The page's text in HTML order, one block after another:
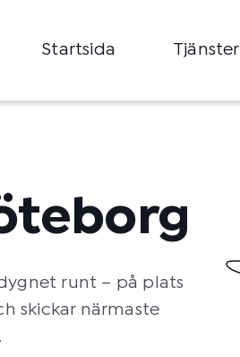
Startsida Tjänster
runt – på plats
skickar närmaste